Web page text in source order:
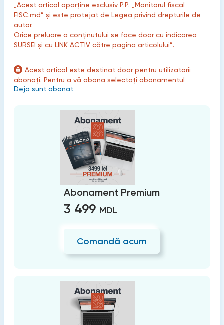
„Acest articol aparține exclusiv P.P. „Monitorul fiscal
FISC.md” și este protejat de Legea privind drepturile de
autor.
Orice preluare a conținutului se face doar cu indicarea
SURSEI și cu LINK ACTIV către pagina articolului”.
Acest articol este destinat doar pentru utilizatorii
abonați. Pentru a vă abona selectați abonamentul
Deja sunt abonat
Abonament Premium
3 499 MDL
Comandă acum